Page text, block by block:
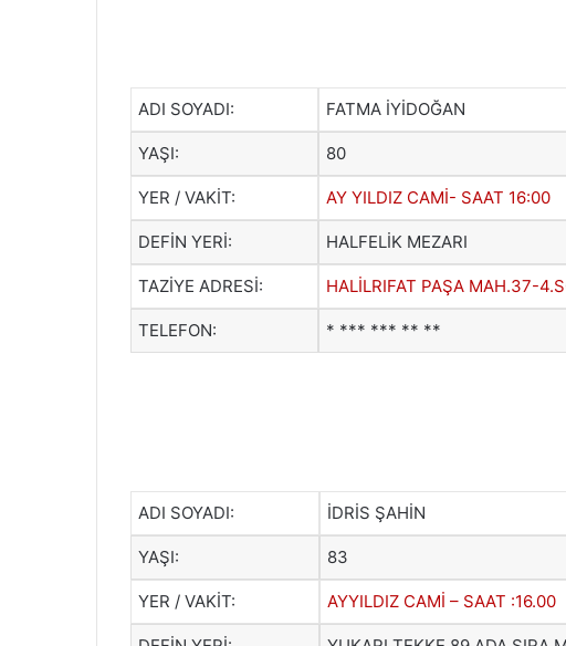
ADI SOYADI: FATMA İYİDOĞAN
YAŞI: 80
YER / VAKİT: AY YILDIZ CAMİ- SAAT 16:00
DEFİN YERİ: HALFELİK MEZARI
TAZİYE ADRESİ: HALİLRIFAT PAŞA MAH.37-
TELEFON: * *** *** ** **
ADI SOYADI: İDRİS ŞAHİN
YAŞI: 83
YER / VAKİT: AYYILDIZ CAMİ – SAAT :16.00